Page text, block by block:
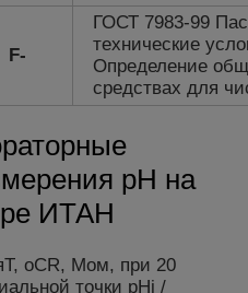
F-
ГОСТ 7983-99
технические
Определение
средствах для
рН на
ИТАН
оСR, Мом, при 20
точки pHi /